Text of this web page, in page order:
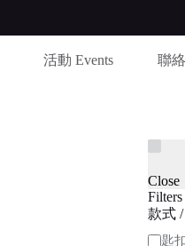
活動 Events 聯
Close
Filters
款式 /
匙